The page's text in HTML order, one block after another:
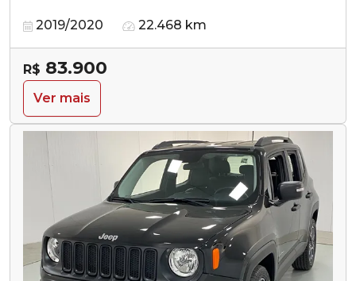
2019/2020 22.468 km
R$ 83.900
Ver mais